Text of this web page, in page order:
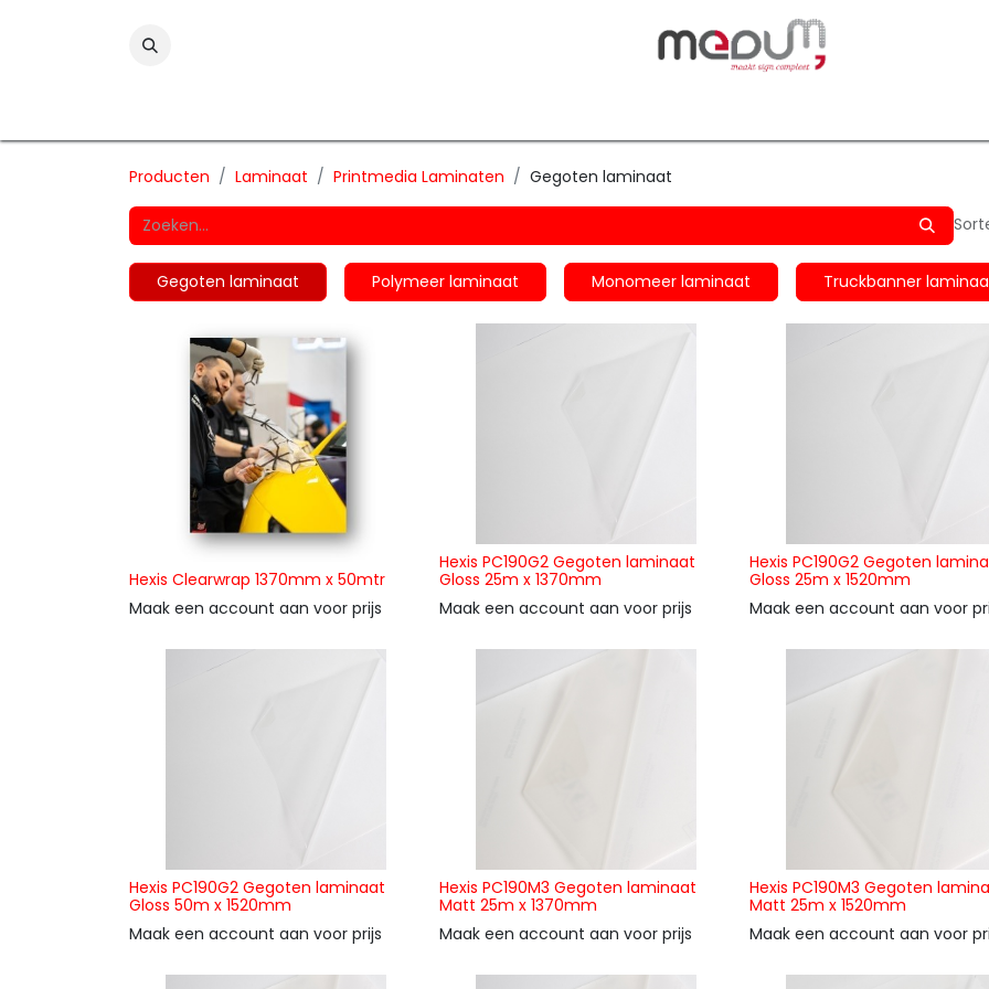
Producten Laminaat Printmedia Laminaten Gegoten laminaat
Gegoten laminaat Polymeer laminaat Monomeer laminaat Truckbanner
Hexis Clearwrap 1370mm x 50mtr
Maak een account aan voor prijs
Hexis PC190G2 Gegoten laminaat
Gloss 25m x 1370mm
Maak een account aan voor prijs
Hexis PC190G2 Gegoten
Gloss 25m x 1520mm
Maak een account aan voor
Hexis PC190G2 Gegoten laminaat
Gloss 50m x 1520mm
Maak een account aan voor prijs
Hexis PC190M3 Gegoten laminaat
Matt 25m x 1370mm
Maak een account aan voor prijs
Hexis PC190M3 Gegoten
Matt 25m x 1520mm
Maak een account aan voor